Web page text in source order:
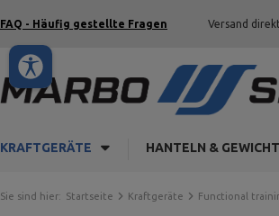
FAQ - Häufig gestellte Fragen Versand
KRAFTGERÄTE HANTELN &
Sie sind hier: Startseite Kraftgeräte Functional